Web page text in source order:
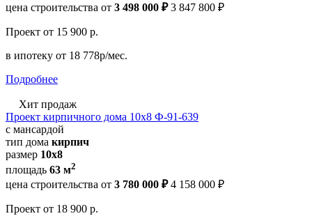
цена строительства от 3 498 000 ₽ 3 847 800 ₽
Проект от 15 900 р.
в ипотеку от 18 778р/мес.
Подробнее
Хит продаж
Проект кирпичного дома 10х8 Ф-91-639
с мансардой
тип дома кирпич
размер 10x8
площадь 63 м2
цена строительства от 3 780 000 ₽ 4 158 000 ₽
Проект от 18 900 р.